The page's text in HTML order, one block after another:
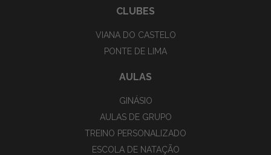
CLUBES
VIANA DO CASTELO
PONTE DE LIMA
AULAS
GINÁSIO
AULAS DE GRUPO
TREINO PERSONALIZADO
ESCOLA DE NATAÇÃO